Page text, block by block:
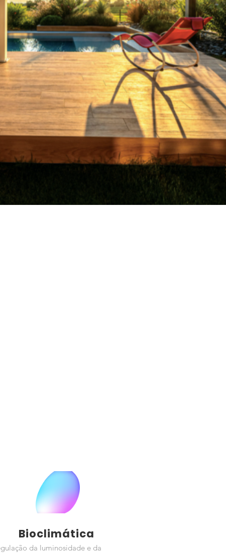
Bioclimática
da luminosidade e da